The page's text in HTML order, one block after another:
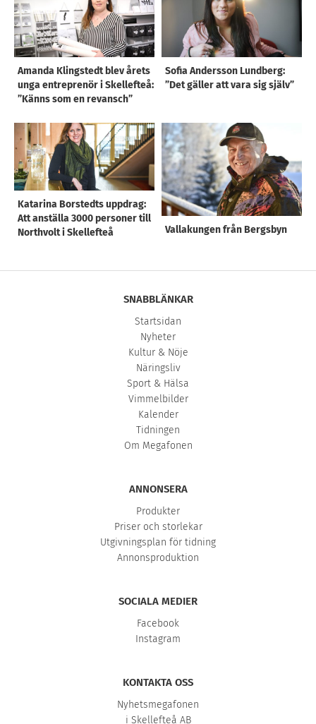
Amanda Klingstedt blev årets
unga entreprenör i Skellefteå:
”Känns som en revansch”
Sofia Andersson Lundberg:
”Det gäller att vara sig själv”
Katarina Borstedts uppdrag:
Att anställa 3000 personer till
Northvolt i Skellefteå
Vallakungen från Bergsbyn
SNABBLÄNKAR
Startsidan
Nyheter
Kultur & Nöje
Näringsliv
Sport & Hälsa
Vimmelbilder
Kalender
Tidningen
Om Megafonen
ANNONSERA
Produkter
Priser och storlekar
Utgivningsplan för tidning
Annonsproduktion
SOCIALA MEDIER
Facebook
Instagram
KONTAKTA OSS
Nyhetsmegafonen
i Skellefteå AB